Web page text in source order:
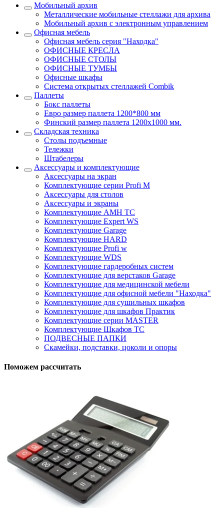
Мобильный архив
Металлические мобильные стеллажи для архива
Мобильный архив с электронным управлением
Офисная мебель
Офисная мебель серия "Находка"
ОФИСНЫЕ КРЕСЛА
ОФИСНЫЕ СТОЛЫ
ОФИСНЫЕ ТУМБЫ
Офисные шкафы
Система открытых стеллажей Combik
Паллеты
Бокс паллеты
Евро размер паллета 1200*800 мм
Финский размер паллета 1200х1000 мм.
Складская техника
Столы подъемные
Тележки
Штабелеры
Аксессуары и комплектующие
Аксессуары на экран
Комплектующие серии Profi M
Аксессуары для столов
Аксессуары и экраны
Комплектующие AMH TC
Комплектующие Expert WS
Комплектующие Garage
Комплектующие HARD
Комплектующие Profi w
Комплектующие WDS
Комплектующие гардеробных систем
Комплектующие для верстаков Garage
Комплектующие для медицинской мебели
Комплектующие для офисной мебели "Находка"
Комплектующие для сушильных шкафов
Комплектующие для шкафов Практик
Комплектующие серии MASTER
Комплектующие Шкафов ТС
ПОДВЕСНЫЕ ПАПКИ
Скамейки, подставки, цоколи и опоры
Поможем рассчитать